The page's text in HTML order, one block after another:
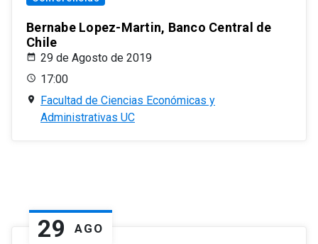
Bernabe Lopez-Martin, Banco Central de
Chile
29 de Agosto de 2019
17:00
Facultad de Ciencias Económicas y
Administrativas UC
29 AGO